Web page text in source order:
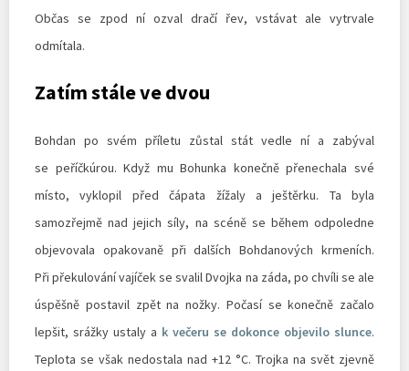
Občas se zpod ní ozval dračí řev, vstávat ale vytrvale
odmítala.
Zatím stále ve dvou
Bohdan po svém příletu zůstal stát vedle ní a zabýval
se peříčkúrou. Když mu Bohunka konečně přenechala své
místo, vyklopil před čápata žížaly a ještěrku. Ta byla
samozřejmě nad jejich síly, na scéně se během odpoledne
objevovala opakovaně při dalších Bohdanových krmeních.
Při překulování vajíček se svalil Dvojka na záda, po chvíli se ale
úspěšně postavil zpět na nožky. Počasí se konečně začalo
lepšit, srážky ustaly a k večeru se dokonce objevilo slunce.
Teplota se však nedostala nad +12 °C. Trojka na svět zjevně